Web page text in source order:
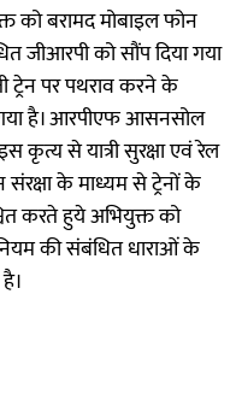
को बरामद मोबाइल फोन
जीआरपी को सौंप दिया गया
ट्रेन पर पथराव करने के
है। आरपीएफ आसनसोल
कृत्य से यात्री सुरक्षा एवं रेल
के माध्यम से ट्रेनों के
करते हुये अभियुक्त को
की संबंधित धाराओं के